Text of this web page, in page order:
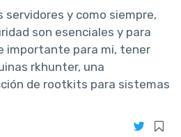
servidores y como siempre,
son esenciales y para
importante para mi, tener
rkhunter, una
de rootkits para sistemas